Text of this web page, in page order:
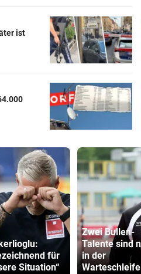
ist
für
Situation“
Zwei Bullen-
Talente sind
in der
Warteschleife